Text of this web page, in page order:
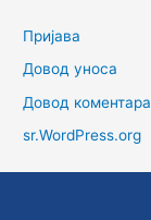
Пријава
Довод уноса
Довод коментара
sr.WordPress.org